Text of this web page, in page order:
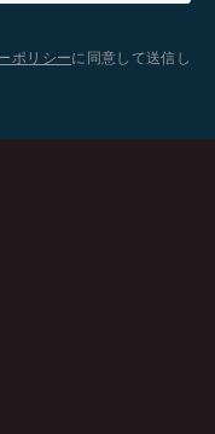
ポリシーに同意して送信し